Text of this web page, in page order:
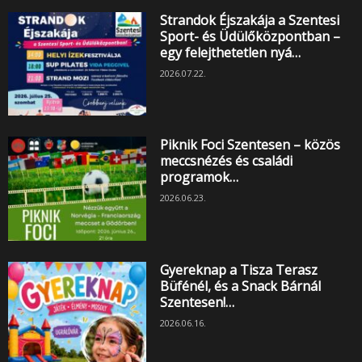
Strandok Éjszakája a Szentesi
Sport- és Üdülőközpontban –
egy felejthetetlen nyá…
2026.07.22.
Piknik Foci Szentesen – közös
meccsnézés és családi
programok…
2026.06.23.
Gyereknap a Tisza Terasz
Büfénél, és a Snack Bárnál
Szentesen!…
2026.06.16.